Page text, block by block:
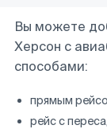
Вы можете
Херсон с
способами:
прямым
рейс с